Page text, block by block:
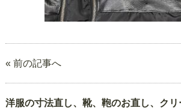
« 前の記事へ
洋服の寸法直し、靴、鞄のお直し、ク